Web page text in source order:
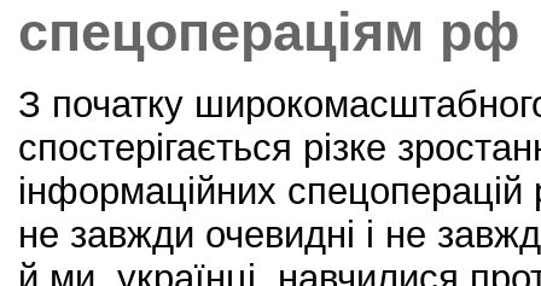
спецопераціям рф
З початку
спостерігається різке
інформаційних
не завжди очевидні і не